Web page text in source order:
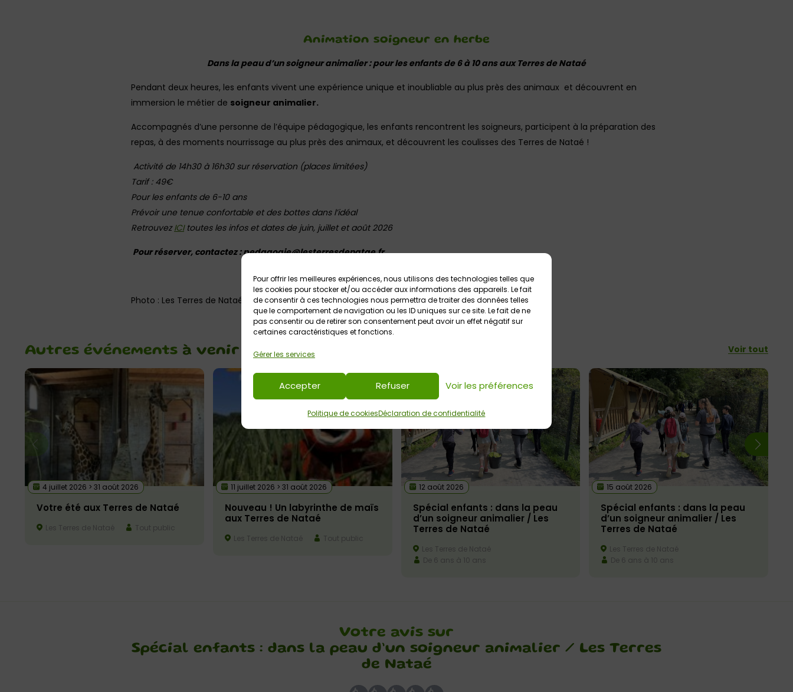
Pour offrir les meilleures expériences, nous utilisons des technologies telles que
les cookies pour stocker et/ou accéder aux informations des appareils. Le fait
de consentir à ces technologies nous permettra de traiter des données telles
que le comportement de navigation ou les ID uniques sur ce site. Le fait de ne
pas consentir ou de retirer son consentement peut avoir un effet négatif sur
certaines caractéristiques et fonctions.
Gérer les services
Accepter Refuser Voir les préférences
Politique de cookiesDéclaration de confidentialité
Animation soigneur en herbe
Dans la peau d’un soigneur animalier : pour les enfants de 6 à 10 ans aux Terres de Nataé
Pendant deux heures, les enfants vivent une expérience unique et inoubliable au plus près des animaux et découvrent en
immersion le métier de soigneur animalier.
Accompagnés d’une personne de l’équipe pédagogique, les enfants rencontrent les soigneurs, participent à la préparation des
repas, à des moments nourrissage au plus près des animaux, et découvrent les coulisses des Terres de Nataé !
Activité de 14h30 à 16h30 sur réservation (places limitées)
Tarif : 49€
Pour les enfants de 6-10 ans
Prévoir une tenue confortable et des bottes dans l’idéal
RetrouvezICItoutes les infos et dates de juin, juillet et août 2026
Pour réserver, contactez : pedagogie@lesterresdenatae.fr
Retrouvez ICI toutes les infos surLes Terres de Nataé
Photo : Les Terres de Nataé
Autres événements à venir Voir tout
4 juillet 2026 > 31 août 2026
Votre été aux Terres de Nataé
Les Terres de Nataé Tout public
11 juillet 2026 > 31 août 2026
Nouveau ! Un labyrinthe de maïs
aux Terres de Nataé
Les Terres de Nataé Tout public
12 août 2026
Spécial enfants : dans la peau
d’un soigneur animalier / Les
Terres de Nataé
Les Terres de Nataé
De 6 ans à 10 ans
15 août 2026
Spécial enfants : dans la peau
d’un soigneur animalier / Les
Terres de Nataé
Les Terres de Nataé
De 6 ans à 10 ans
Votre avis sur
Spécial enfants : dans la peau d’un soigneur animalier / Les Terres
de Nataé